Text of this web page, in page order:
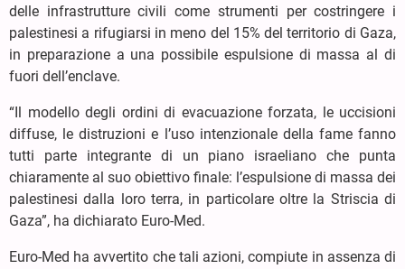
delle infrastrutture civili come strumenti per costringere i
palestinesi a rifugiarsi in meno del 15% del territorio di Gaza,
in preparazione a una possibile espulsione di massa al di
fuori dell’enclave.
“Il modello degli ordini di evacuazione forzata, le uccisioni
diffuse, le distruzioni e l’uso intenzionale della fame fanno
tutti parte integrante di un piano israeliano che punta
chiaramente al suo obiettivo finale: l’espulsione di massa dei
palestinesi dalla loro terra, in particolare oltre la Striscia di
Gaza”, ha dichiarato Euro-Med.
Euro-Med ha avvertito che tali azioni, compiute in assenza di